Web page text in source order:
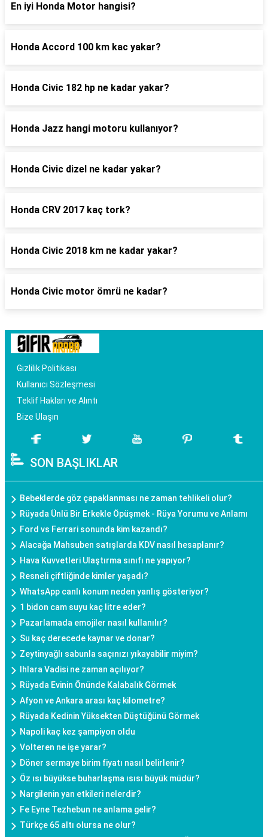
En iyi Honda Motor hangisi?
Honda Accord 100 km kac yakar?
Honda Civic 182 hp ne kadar yakar?
Honda Jazz hangi motoru kullanıyor?
Honda Civic dizel ne kadar yakar?
Honda CRV 2017 kaç tork?
Honda Civic 2018 km ne kadar yakar?
Honda Civic motor ömrü ne kadar?
Gizlilik Politikası
Kullanıcı Sözleşmesi
Teklif Hakları ve Alıntı
Bize Ulaşın
SON BAŞLIKLAR
Bebeklerde göz çapaklanması ne zaman tehlikeli olur?
Rüyada Ünlü Bir Erkekle Öpüşmek - Rüya Yorumu ve Anlamı
Ford vs Ferrari sonunda kim kazandı?
Alacağa Mahsuben satışlarda KDV nasıl hesaplanır?
Hava Kuvvetleri Ulaştırma sınıfı ne yapıyor?
Resneli çiftliğinde kimler yaşadı?
WhatsApp canlı konum neden yanlış gösteriyor?
1 bidon cam suyu kaç litre eder?
Pazarlamada emojiler nasıl kullanılır?
Su kaç derecede kaynar ve donar?
Zeytinyağlı sabunla saçınızı yıkayabilir miyim?
Ihlara Vadisi ne zaman açılıyor?
Rüyada Evinin Önünde Kalabalık Görmek
Afyon ve Ankara arası kaç kilometre?
Rüyada Kedinin Yüksekten Düştüğünü Görmek
Napoli kaç kez şampiyon oldu
Volteren ne işe yarar?
Döner sermaye birim fiyatı nasıl belirlenir?
Öz ısı büyükse buharlaşma ısısı büyük müdür?
Nargilenin yan etkileri nelerdir?
Fe Eyne Tezhebun ne anlama gelir?
Türkçe 65 altı olursa ne olur?